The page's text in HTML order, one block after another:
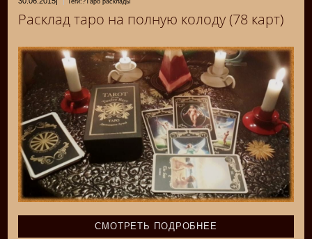
Теги:?Таро расклады
Расклад таро на полную колоду (78 карт)
СМОТРЕТЬ ПОДРОБНЕЕ